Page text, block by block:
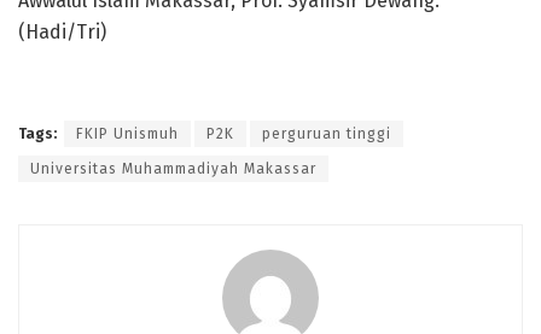
(Hadi/Tri)
Tags: FKIP Unismuh P2K perguruan tinggi
Universitas Muhammadiyah Makassar